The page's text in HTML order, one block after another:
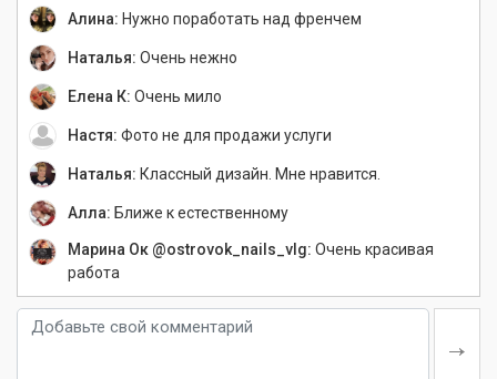
Алина: Нужно поработать над френчем
Наталья: Очень нежно
Елена К: Очень мило
Настя: Фото не для продажи услуги
Наталья: Классный дизайн. Мне нравится.
Алла: Ближе к естественному
Марина Ок @ostrovok_nails_vlg: Очень красивая
работа